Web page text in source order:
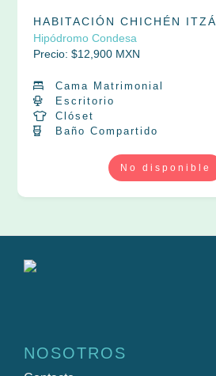
HABITACIÓN CHICHÉN ITZÁ
Hipódromo Condesa
Precio: $12,900 MXN
Cama Matrimonial
Escritorio
Clóset
Baño Compartido
NOSOTROS